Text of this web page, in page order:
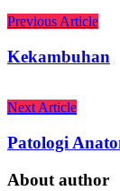
Previous Article
Kekambuhan
Next Article
Patologi
About author